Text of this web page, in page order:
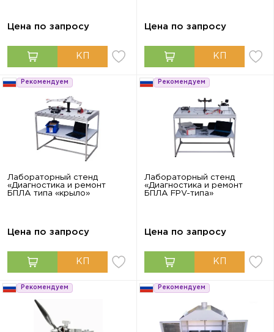
Цена по запросу Цена по запросу
Рекомендуем
Лабораторный стенд
«Диагностика и ремонт
БПЛА типа «крыло»
Цена по запросу
Рекомендуем
Лабораторный стенд
«Диагностика и ремонт
БПЛА FPV-типа»
Цена по запросу
Рекомендуем Рекомендуем